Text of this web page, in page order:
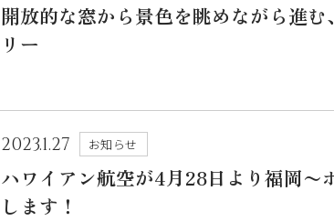
開放的な窓から景色を眺めながら進
リー
2023.1.27 お知らせ
ハワイアン航空が4月28日より福岡〜
します！